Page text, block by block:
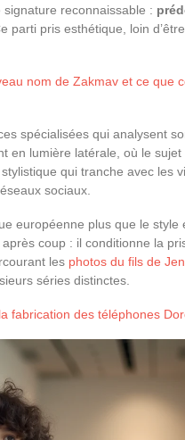
reconnaissable :
parti pris esthétique, loin
nom de Zakmav et ce que
spécialisées qui analysent
lumière latérale, où le sujet
qui tranche avec les
sociaux.
européenne plus que le style
coup : il conditionne la
les photos du fils de
séries distinctes.
fabrication des téléphones